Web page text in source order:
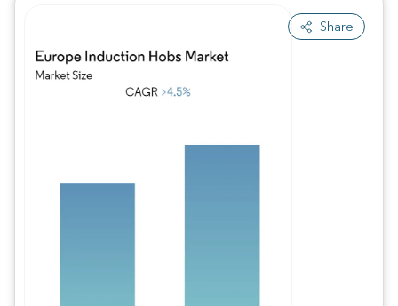
Share